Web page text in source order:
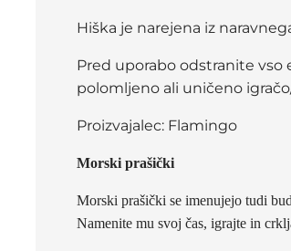
Hiška je narejena iz
Pred uporabo odstranite vso
polomljeno ali uničeno
Proizvajalec: Flamingo
Morski prašički
Morski prašički se imenujejo tudi
Namenite mu svoj čas, igrajte in